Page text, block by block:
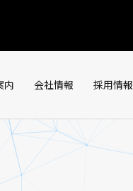
内 会社情報 採用情報